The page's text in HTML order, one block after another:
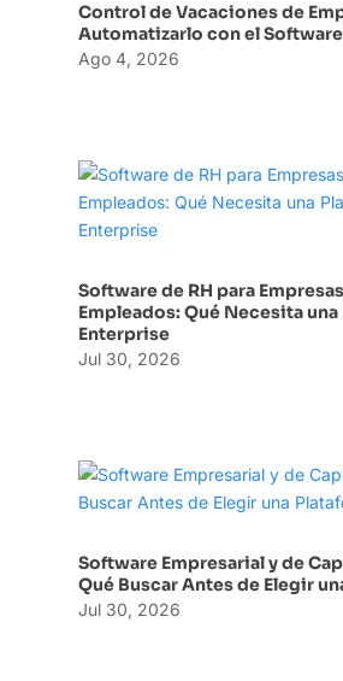
Control de Vacaciones de
Automatizarlo con el
Ago 4, 2026
Software de RH para
Empleados: Qué Necesita
Enterprise
Jul 30, 2026
Software Empresarial y de
Qué Buscar Antes de Elegir
Jul 30, 2026